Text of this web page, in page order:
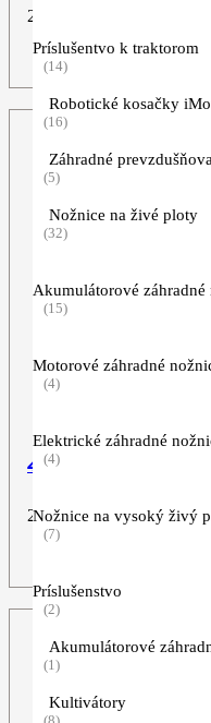
26,90
ZOBRAZIŤ VIAC
4-zub, 230 mm
27,90€
Príslušentvo k traktorom
(14)
Robotické kosačky
(16)
Záhradné
(5)
Nožnice na živé ploty
(32)
Akumulátorové záhradné
(15)
Motorové záhradné
(4)
Elektrické záhradné
(4)
Nožnice na vysoký živý
(7)
Príslušenstvo
(2)
Akumulátorové
(1)
Kultivátory